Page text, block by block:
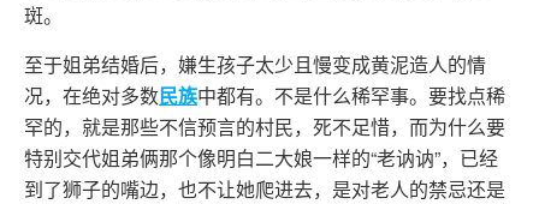
斑。
至于姐弟结婚后，嫌生孩子太少且慢变成黄泥造人的情
况，在绝对多数民族中都有。不是什么稀罕事。要找点稀
罕的，就是那些不信预言的村民，死不足惜，而为什么要
特别交代姐弟俩那个像明白二大娘一样的“老讷讷”，已经
到了狮子的嘴边，也不让她爬进去，是对老人的禁忌还是